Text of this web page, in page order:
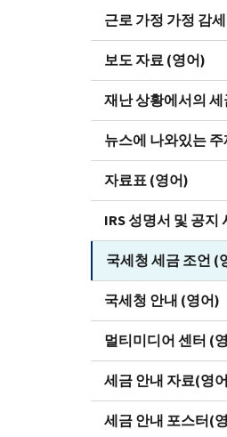
근로 가정 가정 감
보도 자료 (영어)
재난 상황에서의 세
뉴스에 나와있는 주
자료표 (영어)
IRS 성명서 및 공지
국세청 세금 조언 (
국세청 안내 (영어)
멀티미디어 센터 (
세금 안내 자료(영
세금 안내 포스터(